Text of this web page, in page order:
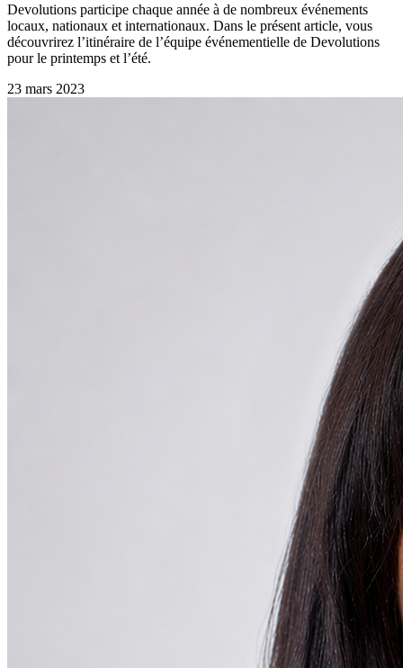
Devolutions participe chaque année à de nombreux événements
locaux, nationaux et internationaux. Dans le présent article, vous
découvrirez l’itinéraire de l’équipe événementielle de Devolutions
pour le printemps et l’été.
23 mars 2023